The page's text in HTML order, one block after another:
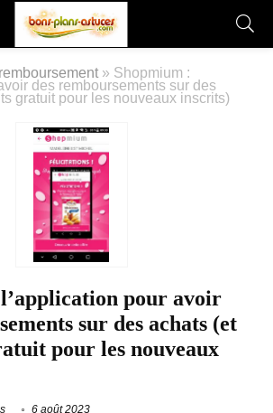
» Shopmium :
des remboursements sur des
gratuit pour les nouveaux inscrits)
pour avoir
sur des achats (et
pour les nouveaux
6 août 2023